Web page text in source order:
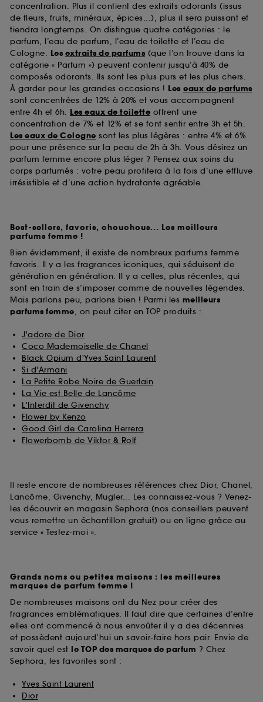
concentration. Plus il contient des extraits odorants (issus
de fleurs, fruits, minéraux, épices...), plus il sera puissant et
tiendra longtemps. On distingue quatre catégories : le
parfum, l’eau de parfum, l’eau de toilette et l’eau de
Cologne. Les extraits de parfums (que l’on trouve dans la
catégorie « Parfum ») peuvent contenir jusqu’à 40% de
composés odorants. Ils sont les plus purs et les plus chers.
À garder pour les grandes occasions ! Les eaux de parfums
sont concentrées de 12% à 20% et vous accompagnent
entre 4h et 6h. Les eaux de toilette offrent une
concentration de 7% et 12% et se font sentir entre 3h et 5h.
Les eaux de Cologne sont les plus légères : entre 4% et 6%
pour une présence sur la peau de 2h à 3h. Vous désirez un
parfum femme encore plus léger ? Pensez aux soins du
corps parfumés : votre peau profitera à la fois d’une effluve
irrésistible et d’une action hydratante agréable.
Best-sellers, favoris, chouchous... Les meilleurs
parfums femme !
Bien évidemment, il existe de nombreux parfums femme
favoris. Il y a les fragrances iconiques, qui séduisent de
génération en génération. Il y a celles, plus récentes, qui
sont en train de s’imposer comme de nouvelles légendes.
Mais parlons peu, parlons bien ! Parmi les meilleurs
parfums femme, on peut citer en TOP produits :
J'adore de Dior
Coco Mademoiselle de Chanel
Black Opium d'Yves Saint Laurent
Si d'Armani
La Petite Robe Noire de Guerlain
La Vie est Belle de Lancôme
L'Interdit de Givenchy
Flower by Kenzo
Good Girl de Carolina Herrera
Flowerbomb de Viktor & Rolf
Il reste encore de nombreuses références chez Dior, Chanel,
Lancôme, Givenchy, Mugler... Les connaissez-vous ? Venez-
les découvrir en magasin Sephora (nos conseillers peuvent
vous remettre un échantillon gratuit) ou en ligne grâce au
service « Testez-moi ».
Grands noms ou petites maisons : les meilleures
marques de parfum femme !
De nombreuses maisons ont du Nez pour créer des
fragrances emblématiques. Il faut dire que certaines d’entre
elles ont commencé à nous envoûter il y a des décennies
et possèdent aujourd’hui un savoir-faire hors pair. Envie de
savoir quel est le TOP des marques de parfum ? Chez
Sephora, les favorites sont :
Yves Saint Laurent
Dior